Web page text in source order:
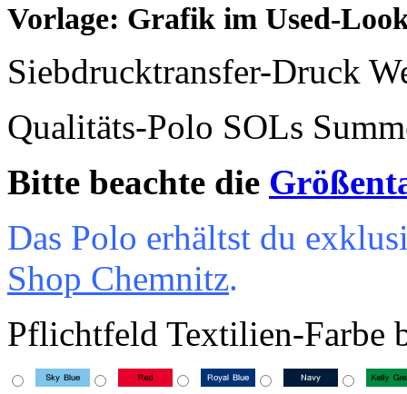
Vorlage: Grafik im Used-
Siebdrucktransfer-Druck
Qualitäts-Polo SOLs
Bitte beachte die
Das Polo erhältst du
Shop Chemnitz.
Pflichtfeld Textilien-Farbe